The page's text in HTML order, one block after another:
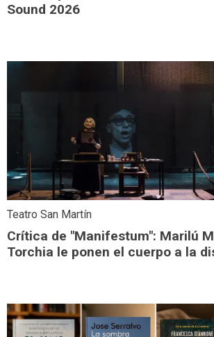
Sound 2026
Teatro San Martín
Crítica de "Manifestum": Marilú
Torchia le ponen el cuerpo a la